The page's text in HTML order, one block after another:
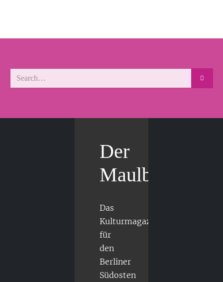
Der
Maulbär
Das
Kulturmagazin
für
den
Berliner
Südosten